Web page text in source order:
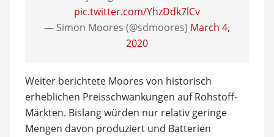
pic.twitter.com/YhzDdk7lCv
— Simon Moores (@sdmoores) March 4,
2020
Weiter berichtete Moores von historisch
erheblichen Preisschwankungen auf Rohstoff-
Märkten. Bislang würden nur relativ geringe
Mengen davon produziert und Batterien